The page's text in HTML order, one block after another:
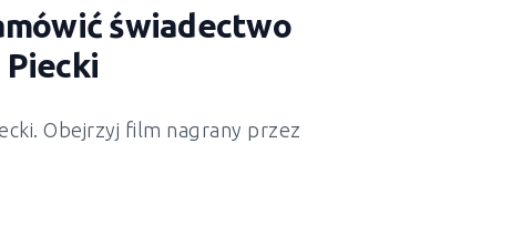
świadectwo
Piecki
. Obejrzyj film nagrany przez